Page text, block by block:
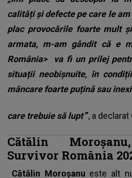
calități și defecte pe care le
plac provocările foarte mult
armata, m-am gândit că e
România> va fi un prilej
situații neobișnuite, în
mâncare foarte puțină sau
care trebuie să lupt”, a
Cătălin
Survivor România
Cătălin Moroșanu este alt